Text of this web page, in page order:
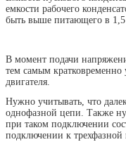
емкости рабочего
быть выше питающего в 1,5
В момент подачи
тем самым кратковременно
двигателя.
Нужно учитывать, что
однофазной цепи. Также
при таком подключении
подключении к трехфазной